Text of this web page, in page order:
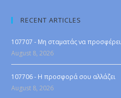
RECENT ARTICLES
107707 - Μη σταματάς να
August 8, 2026
107706 - Η προσφορά σου αλλάζει
August 8, 2026